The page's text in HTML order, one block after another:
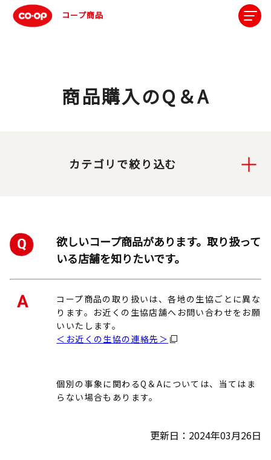
コープ商品
商品購入のQ＆A
カテゴリで絞り込む
欲しいコープ商品があります。取り扱って
いる店舗を知りたいです。
コープ商品の取り扱いは、各地の生協ごとに異な
ります。お近くの生協店舗へお問い合わせをお願
いいたします。
＜お近くの生協の連絡先＞
個別の事象に関わるQ＆Aについては、当てはま
らない場合もあります。
更新日：2024年03月26日